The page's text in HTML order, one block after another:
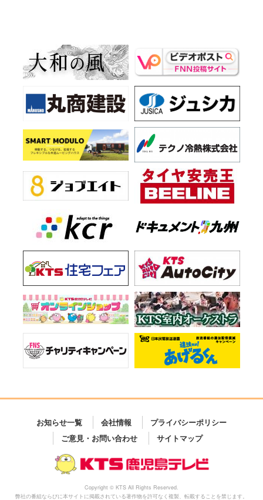
お知らせ一覧 会社情報
プライバシーポリシー
ご意見・お問い合わせ
サイトマップ
Copyright © KTS All Rights Reserved.
弊社の番組ならびに本サイトに掲載されている著作物を許可なく複製、転載することを禁じます。